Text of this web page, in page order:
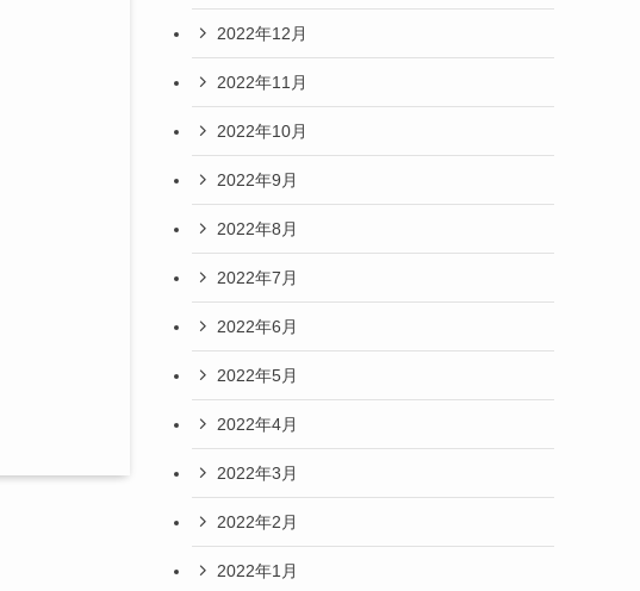
2022年12月
2022年11月
2022年10月
2022年9月
2022年8月
2022年7月
2022年6月
2022年5月
2022年4月
2022年3月
2022年2月
2022年1月